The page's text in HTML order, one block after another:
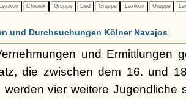
Lexikon Chronik Gruppe Lied Gruppe Lexikon Gruppe
und Durchsuchungen Kölner Navajos
und Ermittlungen
die zwischen dem 16. und
werden vier weitere Jugendliche